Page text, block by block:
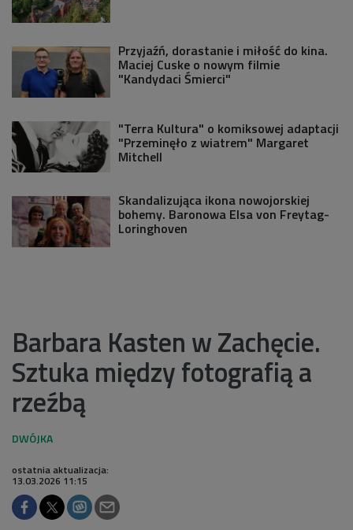
Przyjaźń, dorastanie i miłość do kina.
Maciej Cuske o nowym filmie
"Kandydaci Śmierci"
"Terra Kultura" o komiksowej adaptacji
"Przeminęło z wiatrem" Margaret
Mitchell
Skandalizująca ikona nowojorskiej
bohemy. Baronowa Elsa von Freytag-
Loringhoven
Barbara Kasten w Zachęcie.
Sztuka między fotografią a
rzeźbą
ostatnia aktualizacja:
13.03.2026 11:15